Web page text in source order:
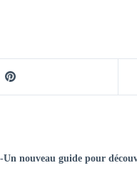
Un nouveau guide pour